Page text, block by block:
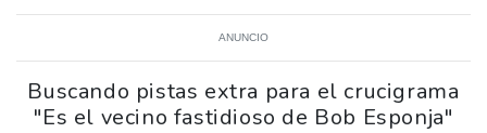
ANUNCIO
Buscando pistas extra para el crucigrama
"Es el vecino fastidioso de Bob Esponja"